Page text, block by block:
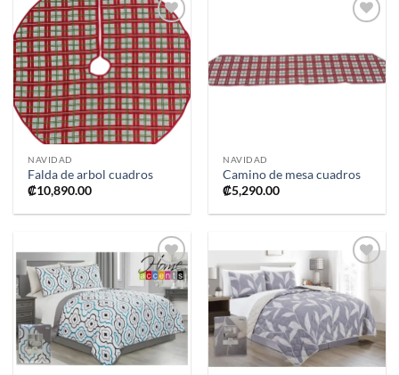
Añadir
a la
lista de
deseos
NAVIDAD
Falda de arbol cuadros
₡10,890.00
lista de
deseos
NAVIDAD
Camino de mesa cuadros
₡5,290.00
Añadir
a la
lista de
deseos
lista de
deseos